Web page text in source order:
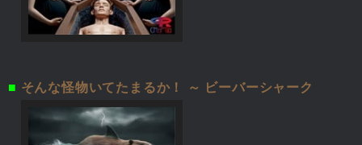
■ そんな怪物いてたまるか！ ～ ビーバーシャーク